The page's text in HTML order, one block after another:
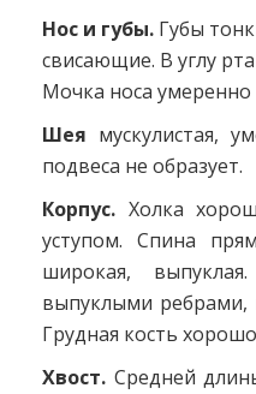
Нос и губы. Губы
свисающие. В углу
Мочка носа
Шея мускулистая,
подвеса не образует.
Корпус. Холка
уступом. Спина
широкая,
выпуклыми ребрами,
Грудная кость
Хвост. Средней